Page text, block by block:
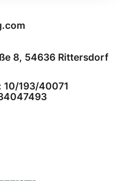
8, 54636 Rittersdorf
10/193/40071